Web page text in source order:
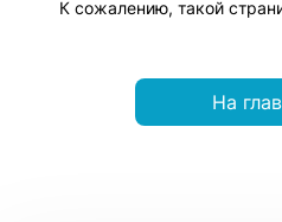
К сожалению, такой
На